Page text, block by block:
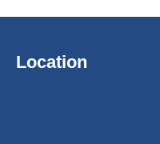
Location